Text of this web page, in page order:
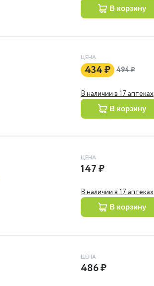
в корзину
ЦЕНА
434 ₽ 494 ₽
В наличии в 17 аптеках
в корзину
ЦЕНА
147 ₽
В наличии в 17 аптеках
в корзину
ЦЕНА
486 ₽